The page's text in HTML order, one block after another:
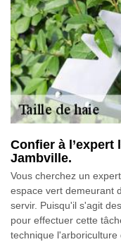
Confier à
Jambville.
Vous cherchez un
espace vert demeurant
servir. Puisqu'il s'agit
pour effectuer cette
technique